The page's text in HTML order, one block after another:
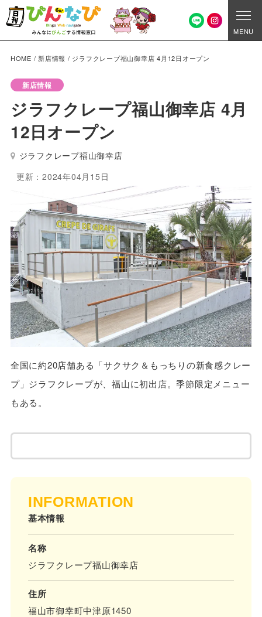
MENU
HOME / 新店情報 / ジラフクレープ福山御幸店 4月12日オープン
新店情報
ジラフクレープ福山御幸店 4月
12日オープン
ジラフクレープ福山御幸店
更新：2024年04月15日
全国に約20店舗ある「サクサク＆もっちりの新食感クレー
プ」ジラフクレープが、福山に初出店。季節限定メニュー
もある。
INFORMATION
基本情報
名称
ジラフクレープ福山御幸店
住所
福山市御幸町中津原1450